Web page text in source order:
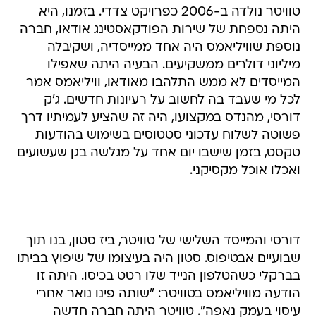
טוויטר נולדה ב-2006 כפרויקט צדדי. בזמנו, היא
היתה נספחת של שירות הפודקאסטינג אודאו, חברה
נוספת שוויליאמס היה אחד ממייסדיה, ושקיבלה
מיליוני דולרים ממשקיעים. הבעיה היתה שאפילו
המייסדים לא ממש התלהבו מאודאו, וויליאמס אמר
לכל מי שעבד בה לחשוב על רעיונות חדשים. ג'ק
דורסי, מהנדס במקצועו, היה זה שהציע לעמיתיו דרך
פשוטה לשלוח עדכוני סטטוסים בשימוש בהודעות
טקסט, בזמן שישבו יום אחד על מגלשה בגן שעשועים
ואכלו אוכל מקסיקני.
דורסי והמייסד השלישי של טוויטר, ביז סטון, בנו תוך
שבועיים אבטיפוס. סטון היה בעיצומו של שיפוץ בביתו
בברקלי כשהטלפון הנייד שלו רטט בכיסו. היתה זו
הודעה מוויליאמס בטוויטר: "שותה פינו נואר אחרי
עיסוי בעמק נאפה". טוויטר היתה חברה חדשה